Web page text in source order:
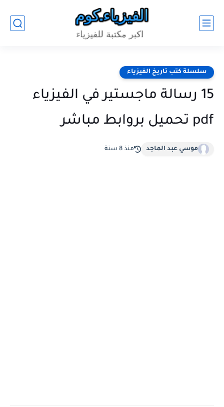
سلسلة كتب تاريخ الفيزياء
15 رسالة ماجستير في الفيزياء
pdf تحميل بروابط مباشر
موسي عبد الماجد منذ 8 سنة